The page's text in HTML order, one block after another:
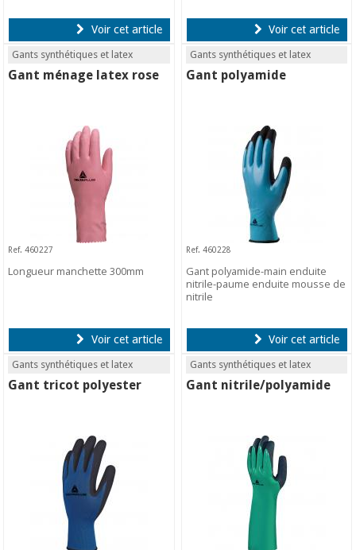
Voir cet article Voir cet article
Gants synthétiques et latex
Gant ménage latex rose
Ref. 460227
Longueur manchette 300mm
Voir cet article
Gants synthétiques et latex
Gant polyamide
Ref. 460228
Gant polyamide-main enduite
nitrile-paume enduite mousse de
nitrile
Voir cet article
Gants synthétiques et latex
Gant tricot polyester
Gants synthétiques et latex
Gant nitrile/polyamide